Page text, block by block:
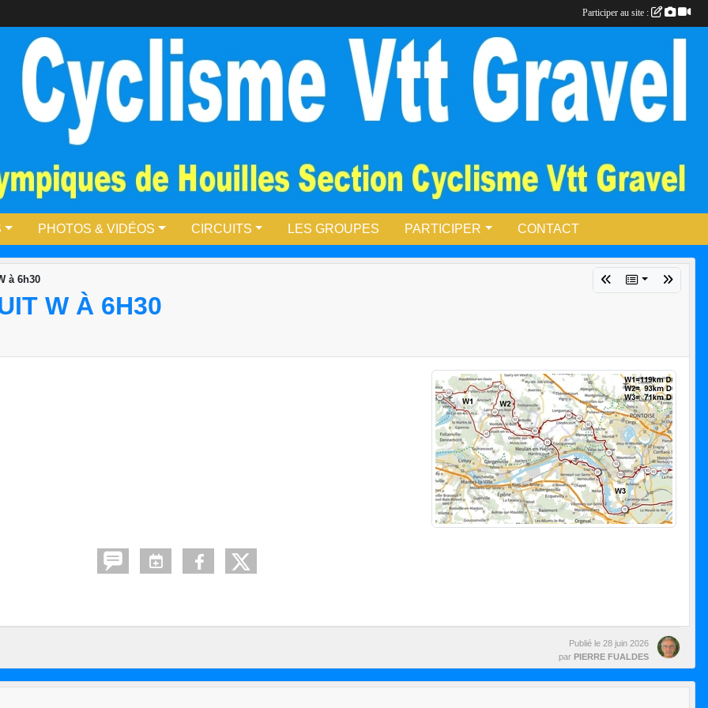
PHOTOS & VIDÉOS CIRCUITS LES GROUPES PARTICIPER CONTACT
à 6h30
W À 6H30
Publié le 28 juin 2026
par PIERRE FUALDES
Participer au site :